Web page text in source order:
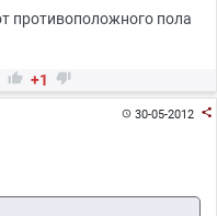
противоположного пола
 +1 
30-05-2012 